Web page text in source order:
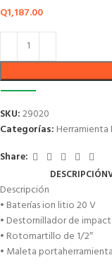
Q1,187.00
SKU:29020
Categorías: Herramienta
Share:
DESCRIPCIÓN
Descripción
• Baterías ion litio 20 V
• Destornillador de
• Rotomartillo de 1/2″
• Maleta